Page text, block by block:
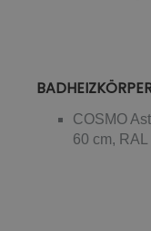
COSMO
60 cm, RAL